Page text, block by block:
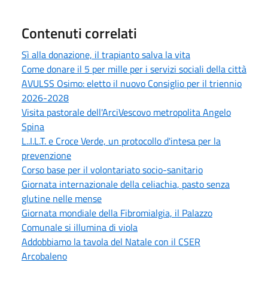
Contenuti correlati
Sì alla donazione, il trapianto salva la vita
Come donare il 5 per mille per i servizi sociali della città
AVULSS Osimo: eletto il nuovo Consiglio per il triennio
2026-2028
Visita pastorale dell'ArciVescovo metropolita Angelo
Spina
L..I.L.T. e Croce Verde, un protocollo d'intesa per la
prevenzione
Corso base per il volontariato socio-sanitario
Giornata internazionale della celiachia, pasto senza
glutine nelle mense
Giornata mondiale della Fibromialgia, il Palazzo
Comunale si illumina di viola
Addobbiamo la tavola del Natale con il CSER
Arcobaleno